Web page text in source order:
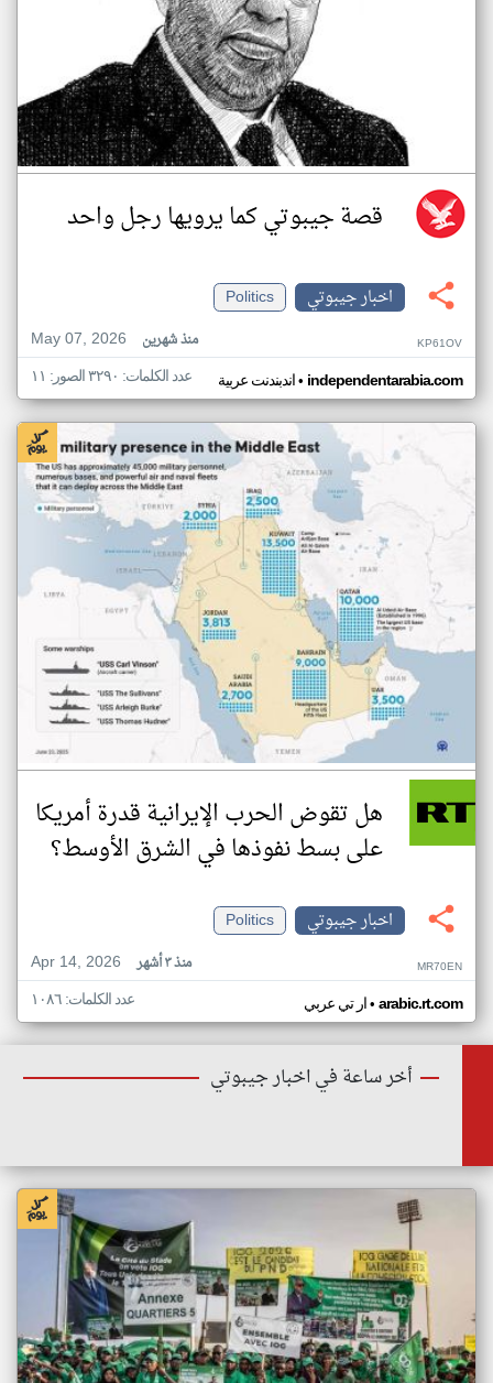
قصة جيبوتي كما يرويها رجل واحد
اخبار جيبوتي
Politics
May 07, 2026
منذ شهرين KP61OV
اندبندنت عربية• independentarabia.com عدد الكلمات: ٣٢٩٠ الصور: ١١
هل تقوض الحرب الإيرانية قدرة أمريكا
على بسط نفوذها في الشرق الأوسط؟
اخبار جيبوتي
Politics
Apr 14, 2026
منذ ٣ أشهر MR70EN
ار تي عربي• arabic.rt.com عدد الكلمات: ١٠٨٦
أخر ساعة في اخبار جيبوتي